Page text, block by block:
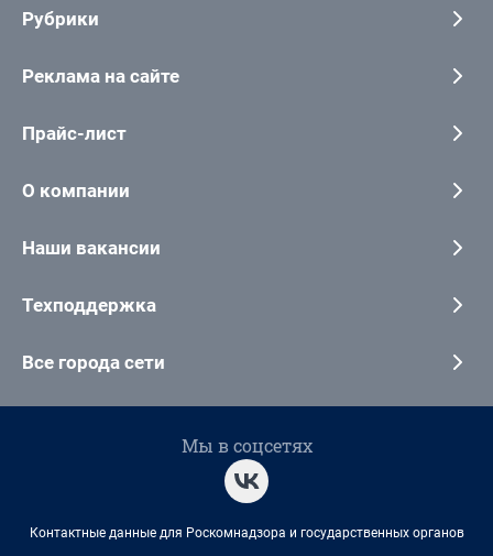
Рубрики
Реклама на сайте
Прайс-лист
О компании
Наши вакансии
Техподдержка
Все города сети
Мы в соцсетях
Контактные данные для Роскомнадзора и государственных органов